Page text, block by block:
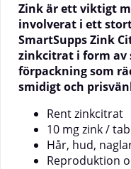
Zink är ett viktigt
involverat i ett
SmartSupps Zink
zinkcitrat i form av
förpackning som
smidigt och
Rent zinkcitrat
10 mg zink /
Hår, hud,
Reproduktion